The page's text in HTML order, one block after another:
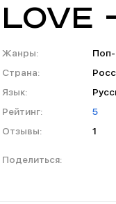
Love
Жанры: Поп-
Страна:
Язык:
Рейтинг:
5
Отзывы:
1